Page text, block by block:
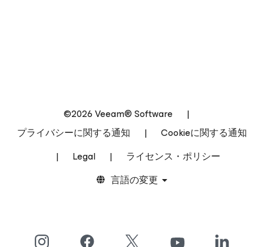
©2026 Veeam® Software
|
プライバシーに関する通知
|
Cookieに関する通知
|
Legal |
ライセンス・ポリシー
言語の変更